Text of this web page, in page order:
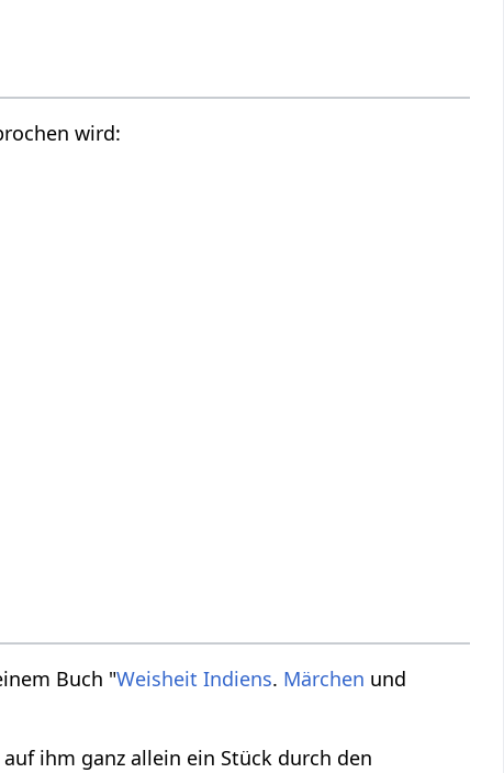
wird:
Buch "Weisheit Indiens. Märchen und
ihm ganz allein ein Stück durch den